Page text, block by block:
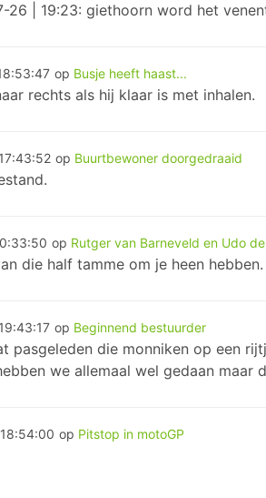
26 | 19:23: giethoorn word het
op Busje heeft haast...
rechts als hij klaar is met inhalen.
op Buurtbewoner doorgedraaid
op Rutger van Barneveld en Udo
die half tamme om je heen
op Beginnend bestuurder
pasgeleden die monniken op een
we allemaal wel gedaan maar
op Pitstop in motoGP